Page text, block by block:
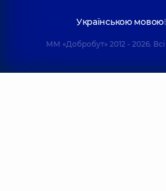
Українською мовою
ММ «Добробут» 2012 - 2026.